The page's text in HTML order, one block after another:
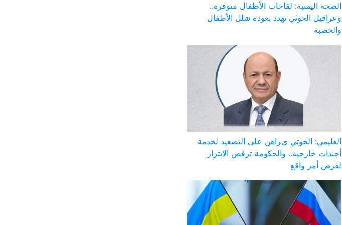
الصحة اليمنية: لقاحات الأطفال متوفرة..
وعراقيل الحوثي تهدد بعودة شلل الأطفال
والحصبة
العليمي: الحوثي يراهن على التصعيد لخدمة
أجندات خارجية.. والحكومة ترفض الابتزاز
لفرض أمر واقع